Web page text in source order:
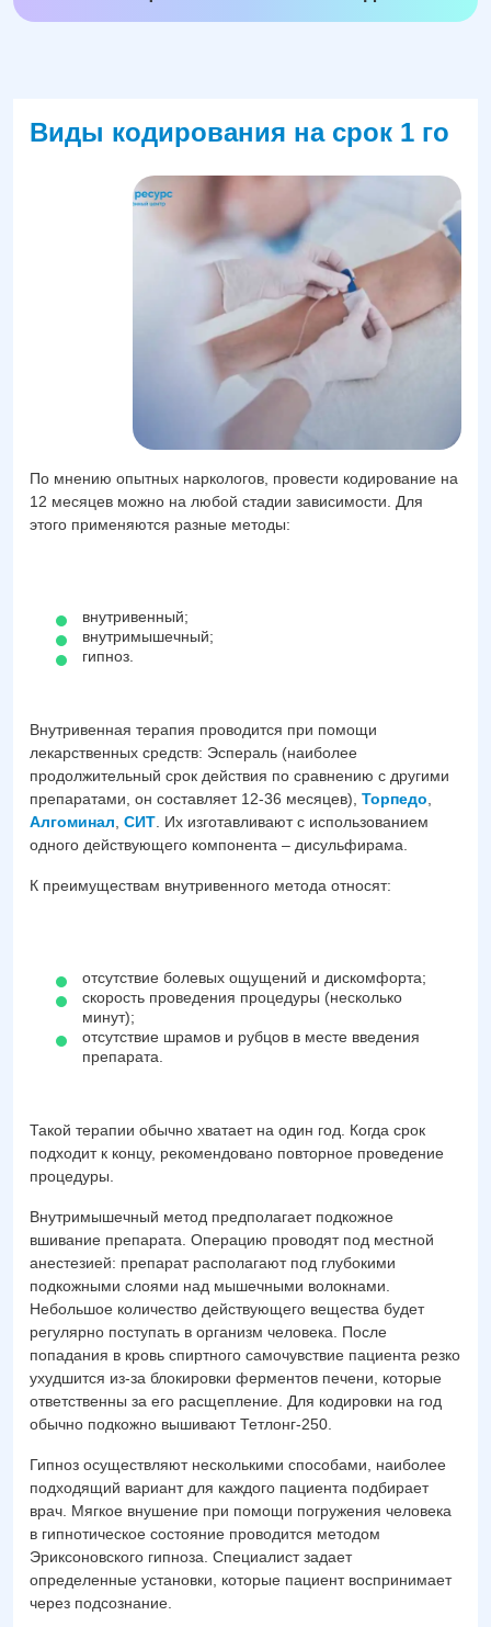
Виды кодирования на срок 1 го
По мнению опытных наркологов, провести кодирование на
12 месяцев можно на любой стадии зависимости. Для
этого применяются разные методы:
внутривенный;
внутримышечный;
гипноз.
Внутривенная терапия проводится при помощи
лекарственных средств: Эспераль (наиболее
продолжительный срок действия по сравнению с другими
препаратами, он составляет 12-36 месяцев), Торпедо
Алгоминал СИТ . Их изготавливают с использованием
одного действующего компонента – дисульфирама.
К преимуществам внутривенного метода относят:
отсутствие болевых ощущений и дискомфорта;
скорость проведения процедуры (несколько
минут);
отсутствие шрамов и рубцов в месте введения
препарата.
Такой терапии обычно хватает на один год. Когда срок
подходит к концу, рекомендовано повторное проведение
процедуры.
Внутримышечный метод предполагает подкожное
вшивание препарата. Операцию проводят под местной
анестезией: препарат располагают под глубокими
подкожными слоями над мышечными волокнами.
Небольшое количество действующего вещества будет
регулярно поступать в организм человека. После
попадания в кровь спиртного самочувствие пациента резко
ухудшится из-за блокировки ферментов печени, которые
ответственны за его расщепление. Для кодировки на год
обычно подкожно вышивают Тетлонг-250.
Гипноз осуществляют несколькими способами, наиболее
подходящий вариант для каждого пациента подбирает
врач. Мягкое внушение при помощи погружения человека
в гипнотическое состояние проводится методом
Эриксоновского гипноза. Специалист задает
определенные установки, которые пациент воспринимает
через подсознание.